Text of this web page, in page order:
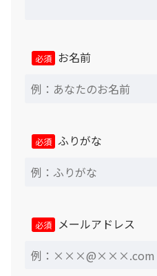
必須 お名前
必須 ふりがな
必須 メールアドレス